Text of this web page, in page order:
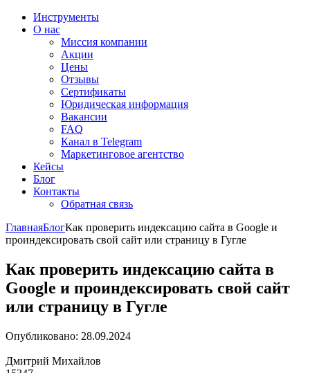
Инструменты
О нас
Миссия компании
Акции
Цены
Отзывы
Сертификаты
Юридическая информация
Вакансии
FAQ
Канал в Telegram
Маркетинговое агентство
Кейсы
Блог
Контакты
Обратная связь
ГлавнаяБлогКак проверить индексацию сайта в Google и
проиндексировать свой сайт или страницу в Гугле
Как проверить индексацию сайта в
Google и проиндексировать свой сайт
или страницу в Гугле
Опубликовано: 28.09.2024
Дмитрий Михайлов